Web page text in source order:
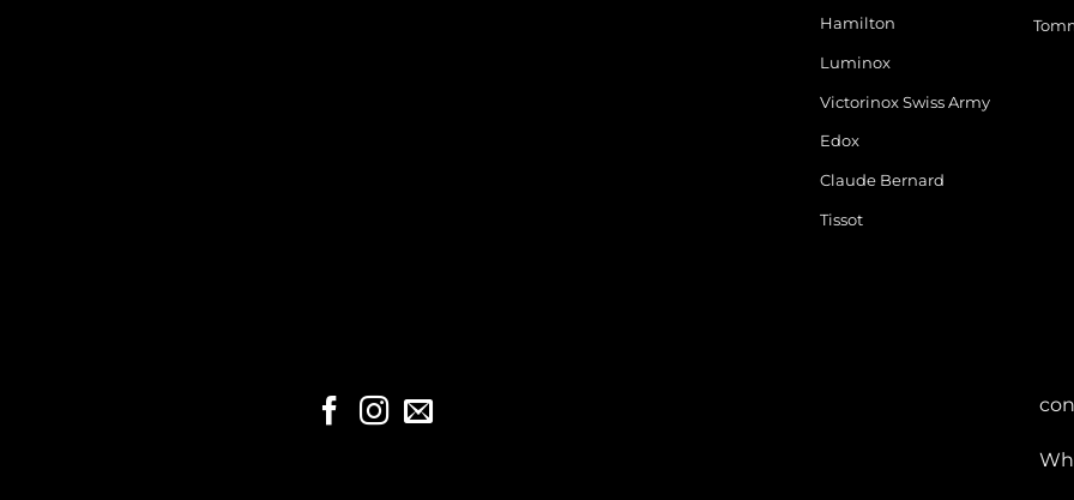
Hamilton
Luminox
Victorinox Swiss Army
Edox
Claude Bernard
Tissot